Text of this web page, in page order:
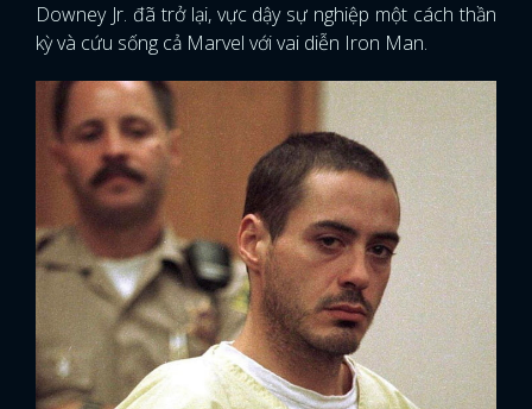
Downey Jr. đã trở lại, vực dậy sự nghiệp một cách thần
kỳ và cứu sống cả Marvel với vai diễn Iron Man.